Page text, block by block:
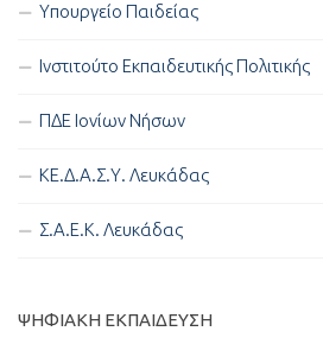
Υπουργείο Παιδείας
Ινστιτούτο Εκπαιδευτικής Πολιτικής
ΠΔΕ Ιονίων Νήσων
ΚΕ.Δ.Α.Σ.Υ. Λευκάδας
Σ.Α.Ε.Κ. Λευκάδας
ΨΗΦΙΑΚΉ ΕΚΠΑΊΔΕΥΣΗ